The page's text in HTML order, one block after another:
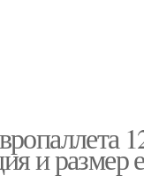
и размер